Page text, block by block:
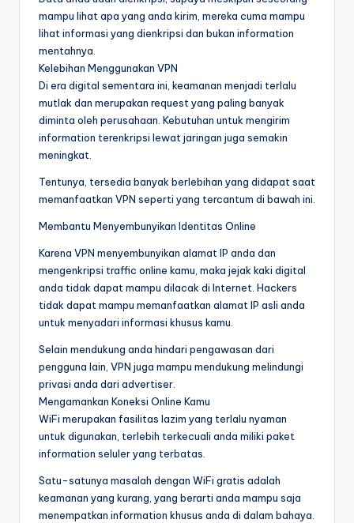
mampu lihat apa yang anda kirim, mereka cuma mampu
lihat informasi yang dienkripsi dan bukan information
mentahnya.
Kelebihan Menggunakan VPN
Di era digital sementara ini, keamanan menjadi terlalu
mutlak dan merupakan request yang paling banyak
diminta oleh perusahaan. Kebutuhan untuk mengirim
information terenkripsi lewat jaringan juga semakin
meningkat.
Tentunya, tersedia banyak berlebihan yang didapat saat
memanfaatkan VPN seperti yang tercantum di bawah ini.
Membantu Menyembunyikan Identitas Online
Karena VPN menyembunyikan alamat IP anda dan
mengenkripsi traffic online kamu, maka jejak kaki digital
anda tidak dapat mampu dilacak di Internet. Hackers
tidak dapat mampu memanfaatkan alamat IP asli anda
untuk menyadari informasi khusus kamu.
Selain mendukung anda hindari pengawasan dari
pengguna lain, VPN juga mampu mendukung melindungi
privasi anda dari advertiser.
Mengamankan Koneksi Online Kamu
WiFi merupakan fasilitas lazim yang terlalu nyaman
untuk digunakan, terlebih terkecuali anda miliki paket
information seluler yang terbatas.
Satu-satunya masalah dengan WiFi gratis adalah
keamanan yang kurang, yang berarti anda mampu saja
menempatkan information khusus anda di dalam bahaya.